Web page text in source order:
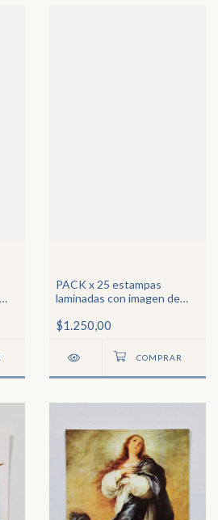
PACK x 25 estampas
laminadas con imagen de
$1.250,00